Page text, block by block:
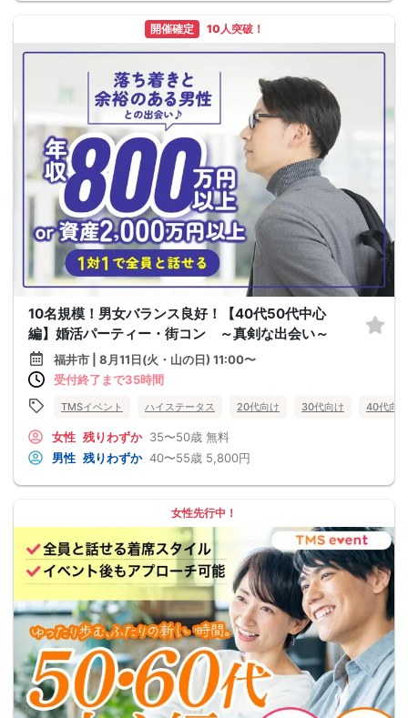
開催確定 10人突破！
10名規模！男女バランス良好！【40代50代中心
編】婚活パーティー・街コン ～真剣な出会い～
福井市 | 8月11日(火・山の日) 11:00〜
受付終了まで35時間
TMSイベント ハイステータス 20代向け 30代向け 40代向け
女性 残りわずか 35〜50歳 無料
男性 残りわずか 40〜55歳 5,800円
女性先行中！